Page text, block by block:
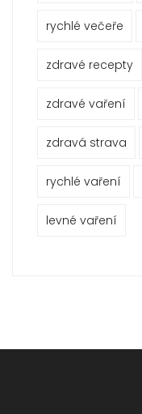
rychlé večeře
zdravé recepty
zdravé vaření
zdravá strava
rychlé vaření
levné vaření